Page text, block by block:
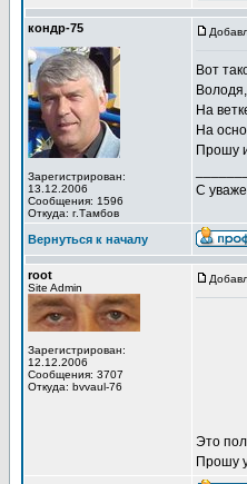
кондр-75
Зарегистрирован:
13.12.2006
Сообщения: 1596
Откуда: г.Тамбов
Вот
На
На
Прошу
С
Вернуться к началу
root
Site Admin
Зарегистрирован:
12.12.2006
Сообщения: 3707
Откуда: bvvaul-76
Это
Прошу